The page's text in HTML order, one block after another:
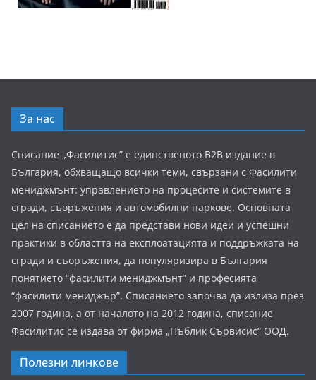
За нас
Списание „Фасилитис” е единственото B2B издание в
България, обхващащо всички теми, свързани с Фасилити
мениджмънт: управлението на процесите и системите в
сгради, съоръжения и автомобилни паркове. Основната
цел на списанието е да представи нови идеи и успешни
практики в областта на експлоатацията и поддръжката на
сгради и съоръжения, да популяризира в България
понятието “фасилити мениджмънт” и професията
“фасилити мениджър”. Списанието започва да излиза през
2007 година, а от началото на 2012 година, списание
Фасилитис се издава от фирма „Пъблик Сървисис“ ООД.
Полезни линкове